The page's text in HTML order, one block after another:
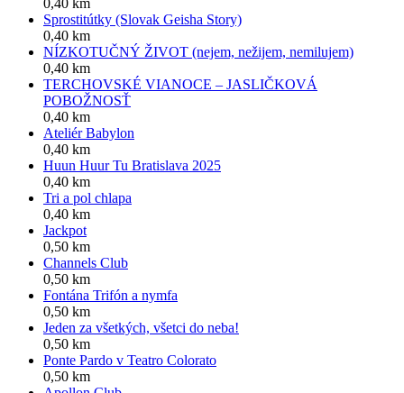
Sprostitútky (Slovak Geisha Story)
0,40 km
NÍZKOTUČNÝ ŽIVOT (nejem, nežijem, nemilujem)
0,40 km
TERCHOVSKÉ VIANOCE – JASLIČKOVÁ
POBOŽNOSŤ
0,40 km
Ateliér Babylon
0,40 km
Huun Huur Tu Bratislava 2025
0,40 km
Tri a pol chlapa
0,40 km
Jackpot
0,50 km
Channels Club
0,50 km
Fontána Trifón a nymfa
0,50 km
Jeden za všetkých, všetci do neba!
0,50 km
Ponte Pardo v Teatro Colorato
0,50 km